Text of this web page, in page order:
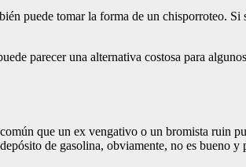
puede tomar la forma de un chisporroteo. Si
parecer una alternativa costosa para
que un ex vengativo o un bromista ruin
de gasolina, obviamente, no es bueno